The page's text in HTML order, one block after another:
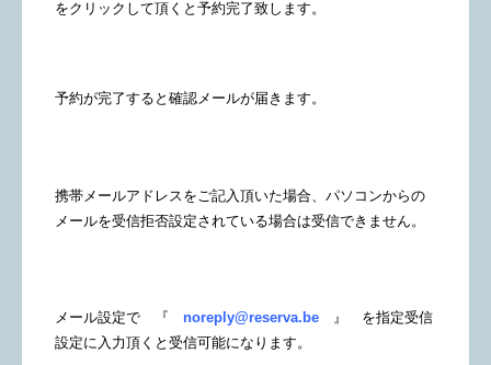
をクリックして頂くと予約完了致します。
予約が完了すると確認メールが届きます。
携帯メールアドレスをご記入頂いた場合、パソコンからの
メールを受信拒否設定されている場合は受信できません。
メール設定で 『 noreply@reserva.be 』 を指定受信
設定に入力頂くと受信可能になります。